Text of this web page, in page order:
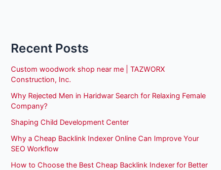
Recent Posts
Custom woodwork shop near me | TAZWORX
Construction, Inc.
Why Rejected Men in Haridwar Search for Relaxing Female
Company?
Shaping Child Development Center
Why a Cheap Backlink Indexer Online Can Improve Your
SEO Workflow
How to Choose the Best Cheap Backlink Indexer for Better